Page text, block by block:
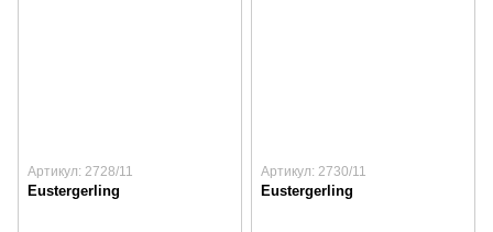
Артикул: 2728/11
Eustergerling
Артикул: 2730/11
Eustergerling